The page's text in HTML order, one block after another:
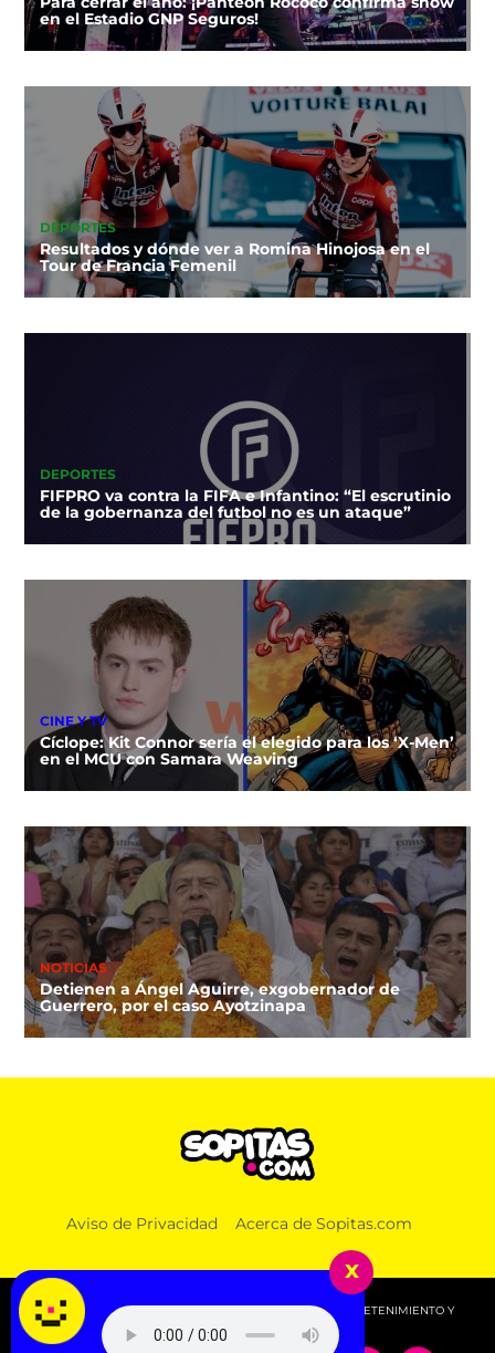
en el Estadio GNP Seguros!
DEPORTES
Resultados y dónde ver a Romina Hinojosa en el
Tour de Francia Femenil
DEPORTES
FIFPRO va contra la FIFA e Infantino: “El escrutinio
de la gobernanza del futbol no es un ataque”
CINE Y TV
Cíclope: Kit Connor sería el elegido para los ‘X-Men’
en el MCU con Samara Weaving
NOTICIAS
Detienen a Ángel Aguirre, exgobernador de
Guerrero, por el caso Ayotzinapa
Aviso de Privacidad Acerca de Sopitas.com
© 2026 SOPITAS.COM - MÚSICA, NOTICIAS, DEPORTES, ENTRETENIMIENTO Y
MÁS!.
x